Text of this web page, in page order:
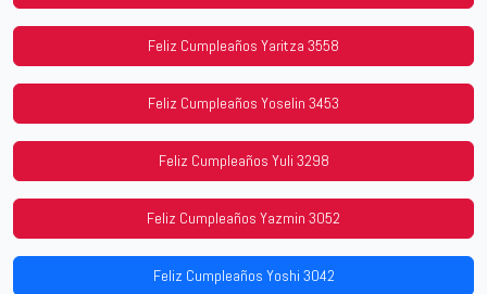
Feliz Cumpleaños Yaritza 3558
Feliz Cumpleaños Yoselin 3453
Feliz Cumpleaños Yuli 3298
Feliz Cumpleaños Yazmin 3052
Feliz Cumpleaños Yoshi 3042